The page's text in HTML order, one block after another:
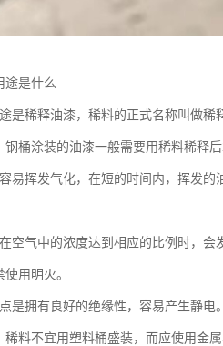
途是什么
是稀释油漆，稀料的正式名称叫做
钢桶涂装的油漆一般需要用稀料稀释后
易挥发气化，在短的时间内，挥发
空气中的浓度达到相应的比例时，
用明火。
是拥有良好的绝缘性，容易产生静
稀料不宜用塑料桶盛装，而应使用金属